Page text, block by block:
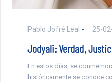
Pablo Jofré Leal 25-
Jodyali: Verdad,
En estos días, se
históricamente se conoce